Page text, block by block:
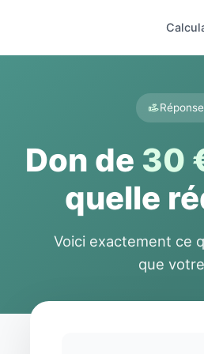
Don de 30
quelle
Voici exactement ce
que